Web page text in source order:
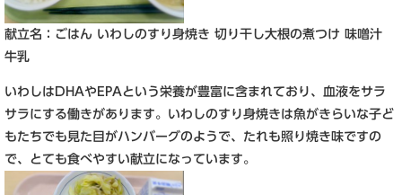
​献​立名：ごはん いわしのすり身焼き 切り干し大根の煮つけ 味噌汁
牛乳
いわしはDHAやEPAという栄養が豊富に含まれており、血液をサラ
サラにする働きがあります。いわしのすり身焼きは魚がきらいな子ど
もたちでも見た目がハンバーグのようで、たれも照り焼き味ですの
で、とても食べやすい献立になっています。